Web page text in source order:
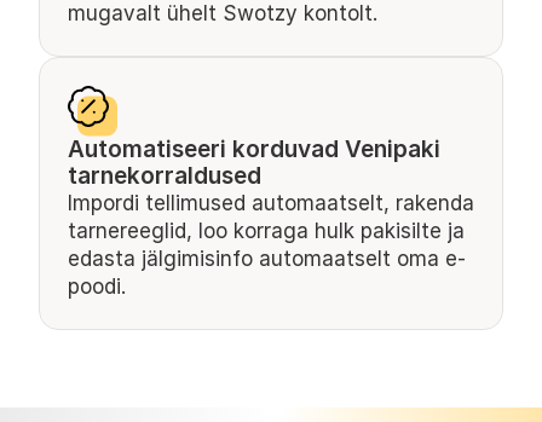
mugavalt ühelt Swotzy kontolt.
Automatiseeri korduvad Venipaki
tarnekorraldused
Impordi tellimused automaatselt, rakenda
tarnereeglid, loo korraga hulk pakisilte ja
edasta jälgimisinfo automaatselt oma e-
poodi.